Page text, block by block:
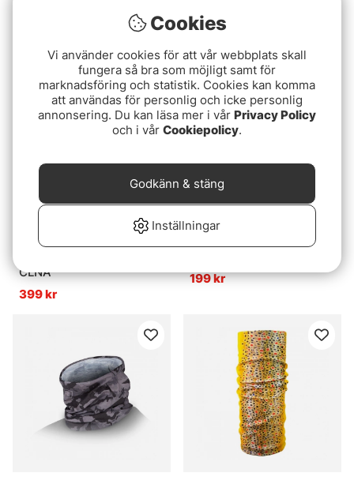
Patagonia Sun Mask -
399 kr
Yeti Buff/Coolnet - Black
CLNA
399 kr
199 kr
Cookies
Vi använder cookies för att vår webbplats skall
fungera så bra som möjligt samt för
marknadsföring och statistik. Cookies kan komma
att användas för personlig och icke personlig
annonsering. Du kan läsa mer i vår Privacy Policy
och i vår Cookiepolicy.
Inställningar
Godkänn & stäng